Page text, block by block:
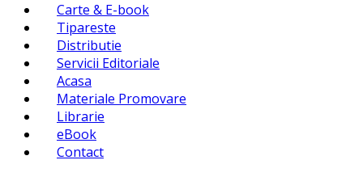
Carte & E-book
Tipareste
Distributie
Servicii Editoriale
Acasa
Materiale Promovare
Librarie
eBook
Contact